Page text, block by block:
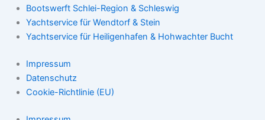
Bootswerft Schlei-Region & Schleswig
Yachtservice für Wendtorf & Stein
Yachtservice für Heiligenhafen & Hohwachter Bucht
Impressum
Datenschutz
Cookie-Richtlinie (EU)